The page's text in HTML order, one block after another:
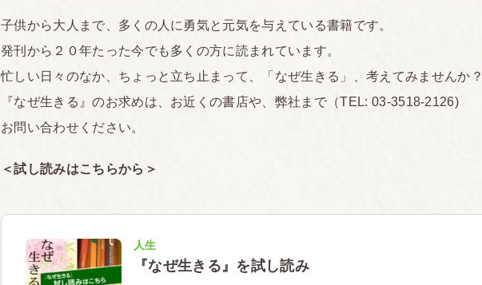
子供から大人まで、多くの人に勇気と元気を与えている書籍です。
発刊から２０年たった今でも多くの方に読まれています。
忙しい日々のなか、ちょっと立ち止まって、「なぜ生きる」、考えてみませんか？
『なぜ生きる』のお求めは、お近くの書店や、弊社まで（TEL: 03-3518-2126)
お問い合わせください。
＜試し読みはこちらから＞
人生
『なぜ生きる』を試し読み